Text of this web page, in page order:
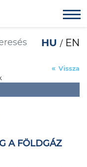
HU EN
Vissza
A FÖLDGÁZ